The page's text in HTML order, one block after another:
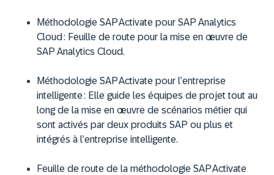
Méthodologie SAP Activate pour SAP Analytics
Cloud : Feuille de route pour la mise en œuvre de
SAP Analytics Cloud.
Méthodologie SAP Activate pour l’entreprise
intelligente : Elle guide les équipes de projet tout au
long de la mise en œuvre de scénarios métier qui
sont activés par deux produits SAP ou plus et
intégrés à l’entreprise intelligente.
Feuille de route de la méthodologie SAP Activate